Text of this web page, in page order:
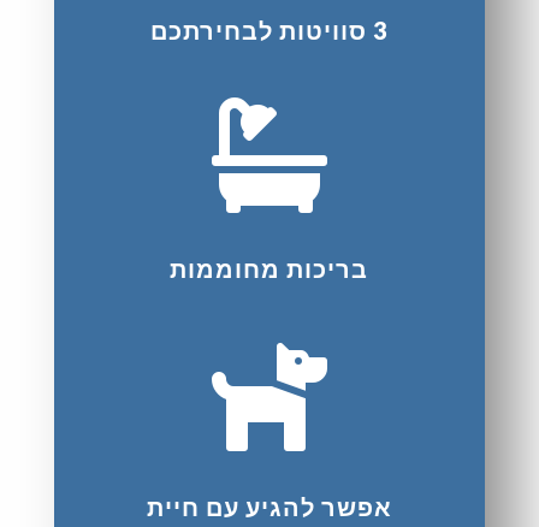
3 סוויטות לבחירתכם

בריכות מחוממות

אפשר להגיע עם חיית